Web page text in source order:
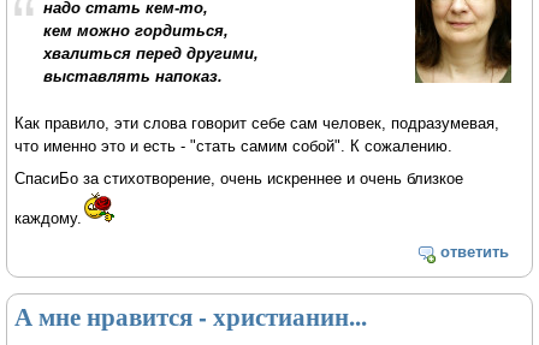
надо стать кем-то,
кем можно гордиться,
хвалиться перед другими,
выставлять напоказ.
Как правило, эти слова говорит себе сам человек, подразумевая,
что именно это и есть - "стать самим собой". К сожалению.
СпасиБо за стихотворение, очень искреннее и очень близкое
каждому.
ответить
А мне нравится - христианин...